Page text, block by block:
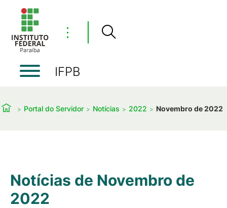
⋮
IFPB
Portal do Servidor Notícias 2022 Novembro de 2022
Notícias de Novembro de
2022